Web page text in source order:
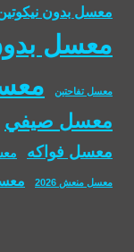
معسل بدون
معسل
معسل تفاحتين
معسل صيفي
معسل فواكه
معسل منعش 2026